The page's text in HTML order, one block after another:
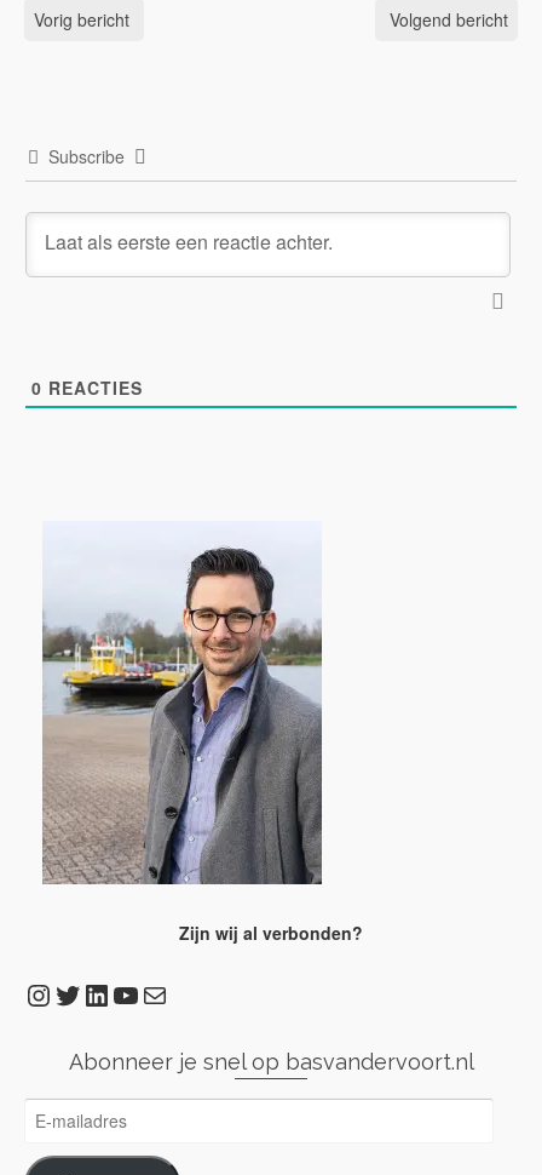
Vorig bericht Volgend bericht
Subscribe
0 REACTIES
Zijn wij al verbonden?
Instagram
Twitter
LinkedIn
YouTube
E-mail
Abonneer je snel op basvandervoort.nl
E-
mailadres